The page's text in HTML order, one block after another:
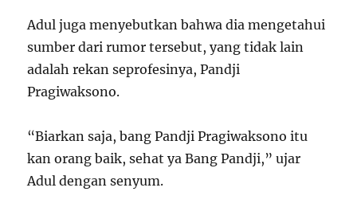
Adul juga menyebutkan bahwa dia mengetahui
sumber dari rumor tersebut, yang tidak lain
adalah rekan seprofesinya, Pandji
Pragiwaksono.
“Biarkan saja, bang Pandji Pragiwaksono itu
kan orang baik, sehat ya Bang Pandji,” ujar
Adul dengan senyum.